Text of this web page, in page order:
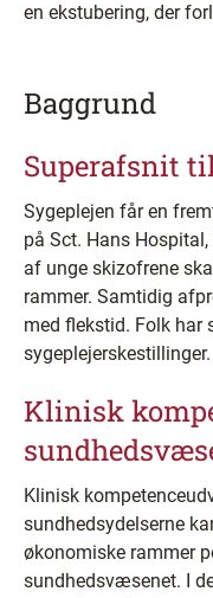
en ekstubering, der
Baggrund
Superafsnit
Sygeplejen får en
på Sct. Hans
af unge skizofrene
rammer. Samtidig
med flekstid. Folk har
sygeplejerskestillinger.
Klinisk
Klinisk
sundhedsydelserne
økonomiske rammer
sundhedsvæsenet. I